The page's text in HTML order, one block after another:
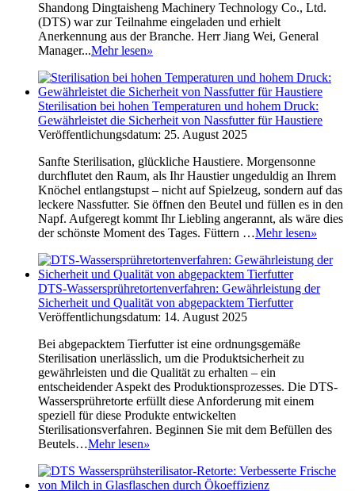
Shandong Dingtaisheng Machinery Technology Co., Ltd.
(DTS) war zur Teilnahme eingeladen und erhielt
Anerkennung aus der Branche. Herr Jiang Wei, General
Manager...Mehr lesen»
Sterilisation bei hohen Temperaturen und hohem Druck:
Gewährleistet die Sicherheit von Nassfutter für Haustiere
Veröffentlichungsdatum: 25. August 2025
Sanfte Sterilisation, glückliche Haustiere. Morgensonne
durchflutet den Raum, als Ihr Haustier ungeduldig an Ihrem
Knöchel entlangstupst – nicht auf Spielzeug, sondern auf das
leckere Nassfutter. Sie öffnen den Beutel und füllen es in den
Napf. Aufgeregt kommt Ihr Liebling angerannt, als wäre dies
der schönste Moment des Tages. Füttern …Mehr lesen»
DTS-Wassersprühretortenverfahren: Gewährleistung der
Sicherheit und Qualität von abgepacktem Tierfutter
Veröffentlichungsdatum: 14. August 2025
Bei abgepacktem Tierfutter ist eine ordnungsgemäße
Sterilisation unerlässlich, um die Produktsicherheit zu
gewährleisten und die Qualität zu erhalten – ein
entscheidender Aspekt des Produktionsprozesses. Die DTS-
Wassersprühretorte erfüllt diese Anforderung mit einem
speziell für diese Produkte entwickelten
Sterilisationsverfahren. Beginnen Sie mit dem Befüllen des
Beutels…Mehr lesen»